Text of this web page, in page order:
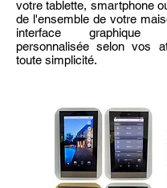
votre tablette, smartphone
de l'ensemble de votre
interface
personnalisée selon vos
toute simplicité.